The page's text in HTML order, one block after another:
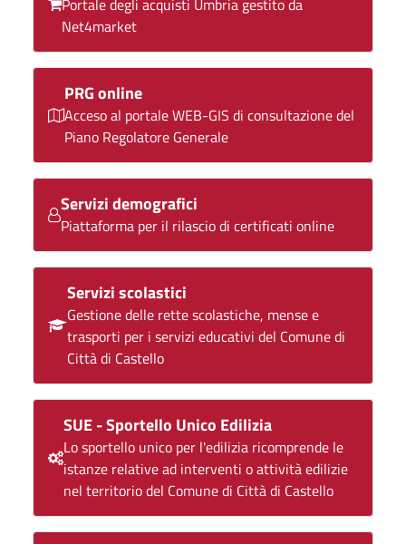
Portale degli acquisti Umbria gestito da
Net4market
PRG online
Acceso al portale WEB-GIS di consultazione del
Piano Regolatore Generale
Servizi demografici
Piattaforma per il rilascio di certificati online
Servizi scolastici
Gestione delle rette scolastiche, mense e
trasporti per i servizi educativi del Comune di
Città di Castello
SUE - Sportello Unico Edilizia
Lo sportello unico per l'edilizia ricomprende le
istanze relative ad interventi o attività edilizie
nel territorio del Comune di Città di Castello